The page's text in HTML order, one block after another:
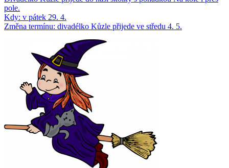
pole.
Kdy: v pátek 29. 4.
Změna termínu: divadélko Kůzle přijede ve středu 4. 5.